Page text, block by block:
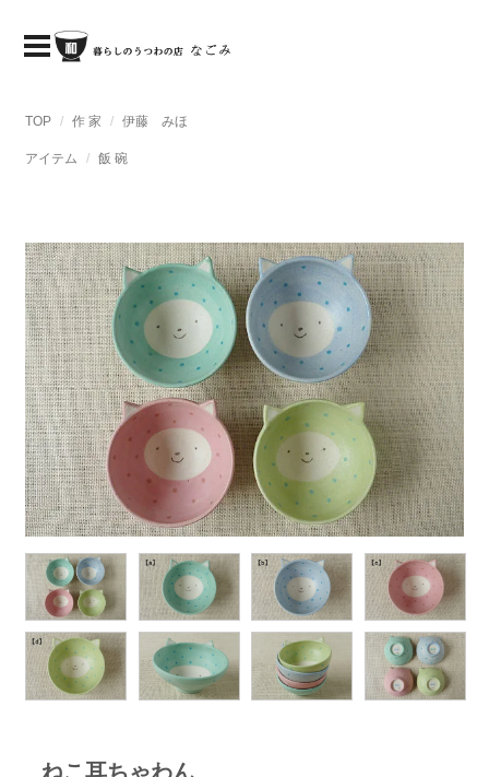
TOP 作 家 伊藤 みほ
アイテム 飯 碗
ねこ耳ちゃわん